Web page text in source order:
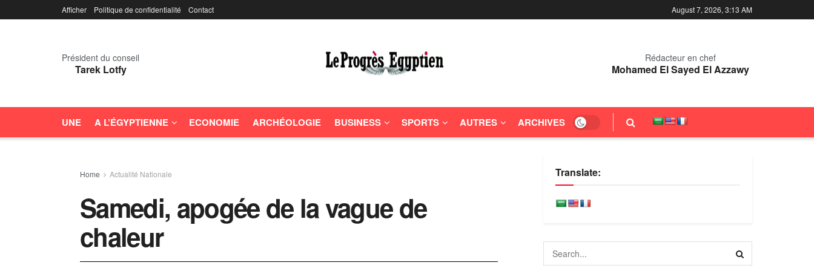
Afficher Politique de confidentialité Contact August 7, 2026, 3:13 AM
Président du conseil
Tarek Lotfy
Rédacteur en chef
Mohamed El Sayed El Azzawy
UNE A L’ÉGYPTIENNE ECONOMIE ARCHÉOLOGIE BUSINESS SPORTS AUTRES ARCHIVES
Home Actualité Nationale
Samedi, apogée de la vague de
chaleur
Translate: